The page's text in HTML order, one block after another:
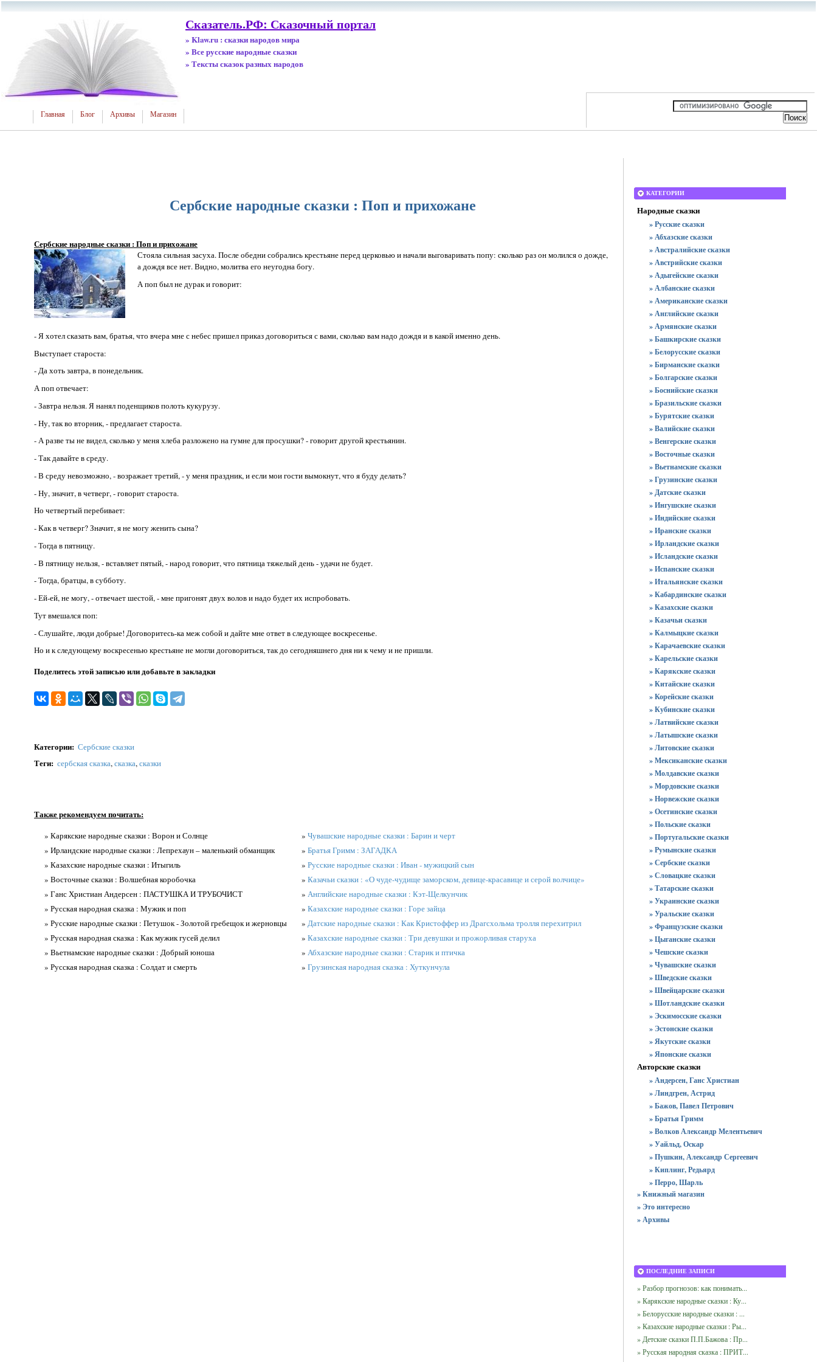
Сказатель.РФ: Сказочный портал
» Klaw.ru : сказки народов мира
» Все русские народные сказки
» Тексты сказок разных народов
Главная Блог Архивы Магазин
Сербские народные сказки : Поп и прихожане
Сербские народные сказки : Поп и прихожане
Стояла сильная засуха. После обедни собрались крестьяне перед церковью и начали выговаривать попу: сколько раз он молился о дожде,
а дождя все нет. Видно, молитва его неугодна богу.
А поп был не дурак и говорит:
- Я хотел сказать вам, братья, что вчера мне с небес пришел приказ договориться с вами, сколько вам надо дождя и в какой именно день.
Выступает староста:
- Да хоть завтра, в понедельник.
А поп отвечает:
- Завтра нельзя. Я нанял поденщиков полоть кукурузу.
- Ну, так во вторник, - предлагает староста.
- А разве ты не видел, сколько у меня хлеба разложено на гумне для просушки? - говорит другой крестьянин.
- Так давайте в среду.
- В среду невозможно, - возражает третий, - у меня праздник, и если мои гости вымокнут, что я буду делать?
- Ну, значит, в четверг, - говорит староста.
Но четвертый перебивает:
- Как в четверг? Значит, я не могу женить сына?
- Тогда в пятницу.
- В пятницу нельзя, - вставляет пятый, - народ говорит, что пятница тяжелый день - удачи не будет.
- Тогда, братцы, в субботу.
- Ей-ей, не могу, - отвечает шестой, - мне пригонят двух волов и надо будет их испробовать.
Тут вмешался поп:
- Слушайте, люди добрые! Договоритесь-ка меж собой и дайте мне ответ в следующее воскресенье.
Но и к следующему воскресенью крестьяне не могли договориться, так до сегодняшнего дня ни к чему и не пришли.
Поделитесь этой записью или добавьте в закладки
Категории: Сербские сказки
Теги: сербская сказка, сказка, сказки
Также рекомендуем почитать:
» Карякские народные сказки : Ворон и Солнце
» Ирландские народные сказки : Лепрехаун – маленький обманщик
» Казахские народные сказки : Итыгиль
» Восточные сказки : Волшебная коробочка
» Ганс Христиан Андерсен : ПАСТУШКА И ТРУБОЧИСТ
» Русская народная сказка : Мужик и поп
» Русские народные сказки : Петушок - Золотой гребещок и жерновцы
» Русская народная сказка : Как мужик гусей делил
» Вьетнамские народные сказки : Добрый юноша
» Русская народная сказка : Солдат и смерть
» Чувашские народные сказки : Барин и черт
» Братья Гримм : ЗАГАДКА
» Русские народные сказки : Иван - мужицкий сын
» Казачьи сказки : «О чуде-чудище заморском, девице-красавице и серой волчице»
» Английские народные сказки : Кэт-Щелкунчик
» Казахские народные сказки : Горе зайца
» Датские народные сказки : Как Кристоффер из Драгсхольма тролля перехитрил
» Казахские народные сказки : Три девушки и прожорливая старуха
» Абхазские народные сказки : Старик и птичка
» Грузинская народная сказка : Хуткунчула
КАТЕГОРИИ
Народные сказки
» Русские сказки
» Абхазские сказки
» Австралийские сказки
» Австрийские сказки
» Адыгейские сказки
» Албанские сказки
» Американские сказки
» Английские сказки
» Армянские сказки
» Башкирские сказки
» Белорусские сказки
» Бирманские сказки
» Болгарские сказки
» Боснийские сказки
» Бразильские сказки
» Бурятские сказки
» Валийские сказки
» Венгерские сказки
» Восточные сказки
» Вьетнамские сказки
» Грузинские сказки
» Датские сказки
» Ингушские сказки
» Индийские сказки
» Иранские сказки
» Ирландские сказки
» Исландские сказки
» Испанские сказки
» Итальянские сказки
» Кабардинские сказки
» Казахские сказки
» Казачьи сказки
» Калмыцкие сказки
» Карачаевские сказки
» Карельские сказки
» Карякские сказки
» Китайские сказки
» Корейские сказки
» Кубинские сказки
» Латвийские сказки
» Латышские сказки
» Литовские сказки
» Мексиканские сказки
» Молдавские сказки
» Мордовские сказки
» Норвежские сказки
» Осетинские сказки
» Польские сказки
» Португальские сказки
» Румынские сказки
» Сербские сказки
» Словацкие сказки
» Татарские сказки
» Украинские сказки
» Уральские сказки
» Французские сказки
» Цыганские сказки
» Чешские сказки
» Чувашские сказки
» Шведские сказки
» Швейцарские сказки
» Шотландские сказки
» Эскимосские сказки
» Эстонские сказки
» Якутские сказки
» Японские сказки
Авторские сказки
» Андерсен, Ганс Христиан
» Линдгрен, Астрид
» Бажов, Павел Петрович
» Братья Гримм
» Волков Александр Мелентьевич
» Уайльд, Оскар
» Пушкин, Александр Сергеевич
» Киплинг, Редьярд
» Перро, Шарль
» Книжный магазин
» Это интересно
» Архивы
ПОСЛЕДНИЕ ЗАПИСИ
» Разбор прогнозов: как понимать...
» Карякские народные сказки : Ку...
» Белорусские народные сказки : ...
» Казахские народные сказки : Ры...
» Детские сказки П.П.Бажова : Пр...
» Русская народная сказка : ПРИТ...